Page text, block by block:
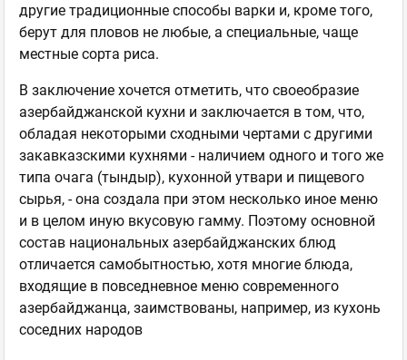
другие традиционные способы варки и, кроме того,
берут для пловов не любые, а специальные, чаще
местные сорта риса.
В заключение хочется отметить, что своеобразие
азербайджанской кухни и заключается в том, что,
обладая некоторыми сходными чертами с другими
закавказскими кухнями - наличием одного и того же
типа очага (тындыр), кухонной утвари и пищевого
сырья, - она создала при этом несколько иное меню
и в целом иную вкусовую гамму. Поэтому основной
состав национальных азербайджанских блюд
отличается самобытностью, хотя многие блюда,
входящие в повседневное меню современного
азербайджанца, заимствованы, например, из кухонь
соседних народов